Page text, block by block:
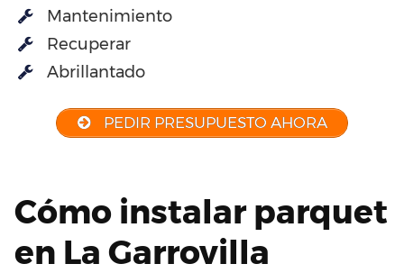
Mantenimiento
Recuperar
Abrillantado
PEDIR PRESUPUESTO AHORA
Cómo instalar parquet
en La Garrovilla